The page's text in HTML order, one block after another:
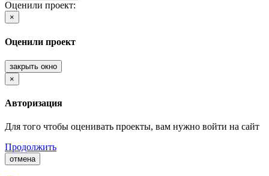
Оценили проект:
×
Оценили проект
закрыть окно
×
Авторизация
Для того чтобы оценивать проекты, вам нужно войти на сайт
Продолжить
отмена